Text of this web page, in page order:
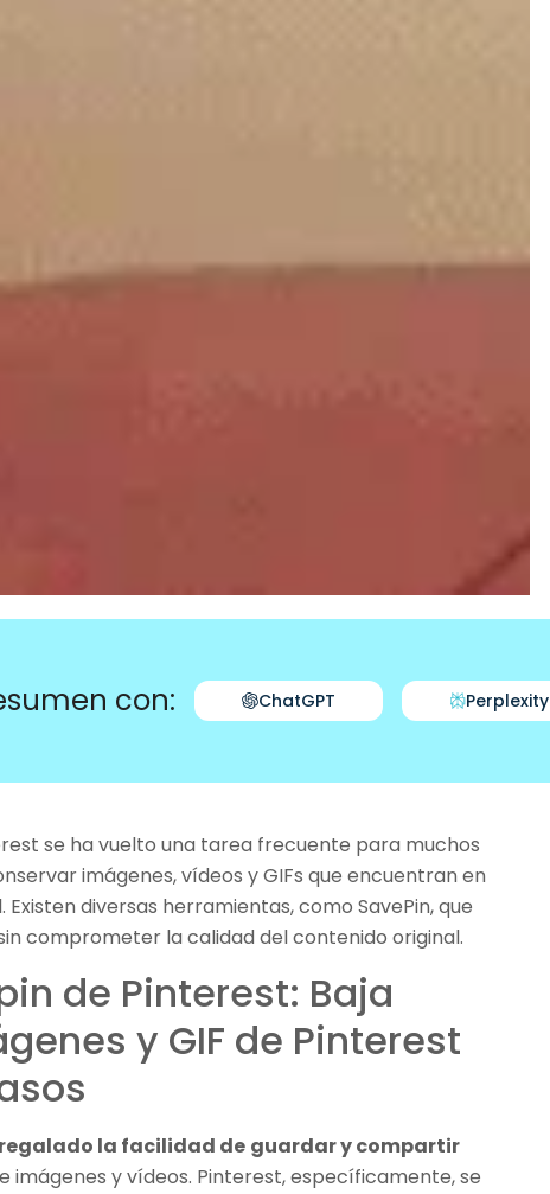
con: ChatGPT Perplexity
se ha vuelto una tarea frecuente para muchos
imágenes, vídeos y GIFs que encuentran en
diversas herramientas, como SavePin, que
comprometer la calidad del contenido original.
de Pinterest: Baja
y GIF de Pinterest
la facilidad de guardar y compartir
imágenes y vídeos. Pinterest, específicamente, se